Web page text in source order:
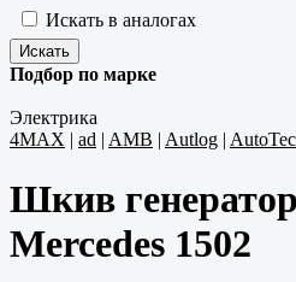
Искать в аналогах
Подбор по марке
Электрика
4MAX | ad | AMB | Autlog |
Шкив
Mercedes 1502